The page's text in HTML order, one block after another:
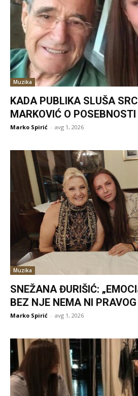
Muzika
KADA PUBLIKA SLUŠA
MARKOVIĆ O
Marko Spirić - avg 1, 2026
Muzika
SNEŽANA ĐURIŠIĆ:
BEZ NJE NEMA NI PRAVOG
Marko Spirić - avg 1, 2026